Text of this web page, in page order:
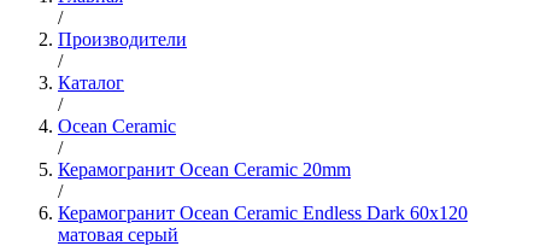
/
Производители
/
Каталог
/
Ocean Ceramic
/
Керамогранит Ocean Ceramic 20mm
/
Керамогранит Ocean Ceramic Endless Dark 60x120
матовая серый